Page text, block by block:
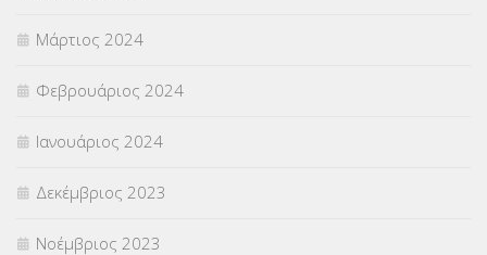
Μάρτιος 2024
Φεβρουάριος 2024
Ιανουάριος 2024
Δεκέμβριος 2023
Νοέμβριος 2023